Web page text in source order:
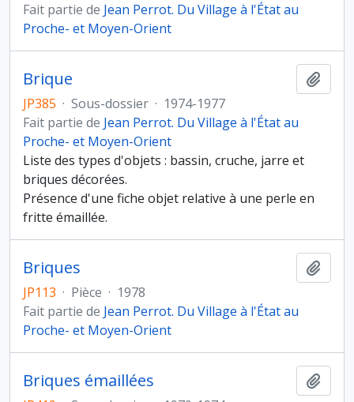
Fait partie de Jean Perrot. Du Village à l'État au
Proche- et Moyen-Orient
Brique
JP385 · Sous-dossier · 1974-1977
Fait partie de Jean Perrot. Du Village à l'État au
Proche- et Moyen-Orient
Liste des types d'objets : bassin, cruche, jarre et
briques décorées.
Présence d'une fiche objet relative à une perle en
fritte émaillée.
Briques
JP113 · Pièce · 1978
Fait partie de Jean Perrot. Du Village à l'État au
Proche- et Moyen-Orient
Briques émaillées